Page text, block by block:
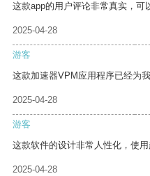
这款app的用户评论非常真实，可
2025-04-28
游客
这款加速器VPM应用程序已经为
2025-04-28
游客
这款软件的设计非常人性化，使用
2025-04-28